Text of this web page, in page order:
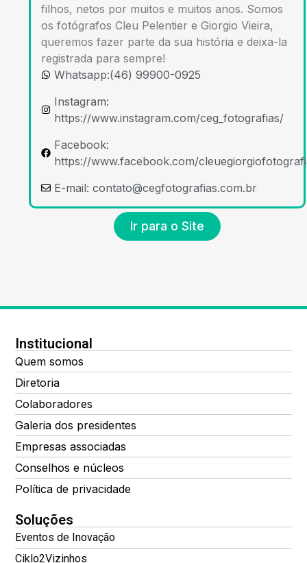
filhos, netos por muitos e muitos anos. Somos
os fotógrafos Cleu Pelentier e Giorgio Vieira,
queremos fazer parte da sua história e deixa-la
registrada para sempre!
Whatsapp:(46) 99900-0925
Instagram:
https://www.instagram.com/ceg_fotografias/
Facebook:
https://www.facebook.com/
E-mail: contato@cegfotografias.com.br
Ir para o Site
Institucional
Quem somos
Diretoria
Colaboradores
Galeria dos presidentes
Empresas associadas
Conselhos e núcleos
Política de privacidade
Soluções
Eventos de Inovação
Ciklo2Vizinhos